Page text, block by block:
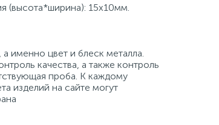
(высота*ширина): 15х10мм.
именно цвет и блеск металла.
качества, а также контроль
проба. К каждому
изделий на сайте могут